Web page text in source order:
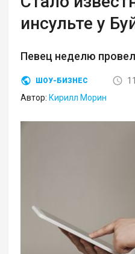
инсульте у
Певец неделю
ШОУ-БИЗНЕС
Автор: Кирилл Морин